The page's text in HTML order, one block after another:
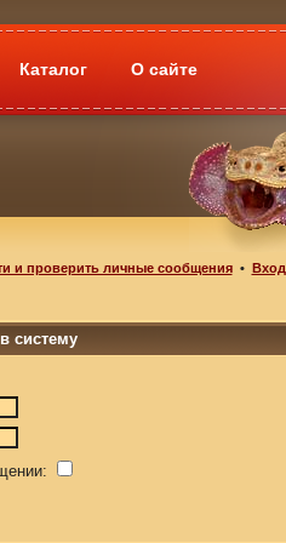
Каталог О сайте
и проверить личные сообщения• Вход
систему